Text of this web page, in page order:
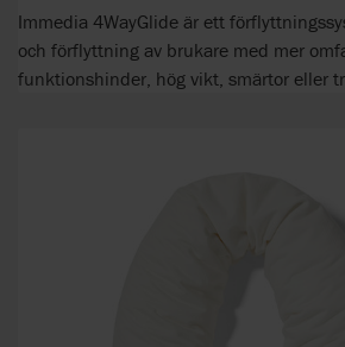
Immedia 4WayGlide är ett
och förflyttning av brukare med mer
funktionshinder, hög vikt, smärtor eller